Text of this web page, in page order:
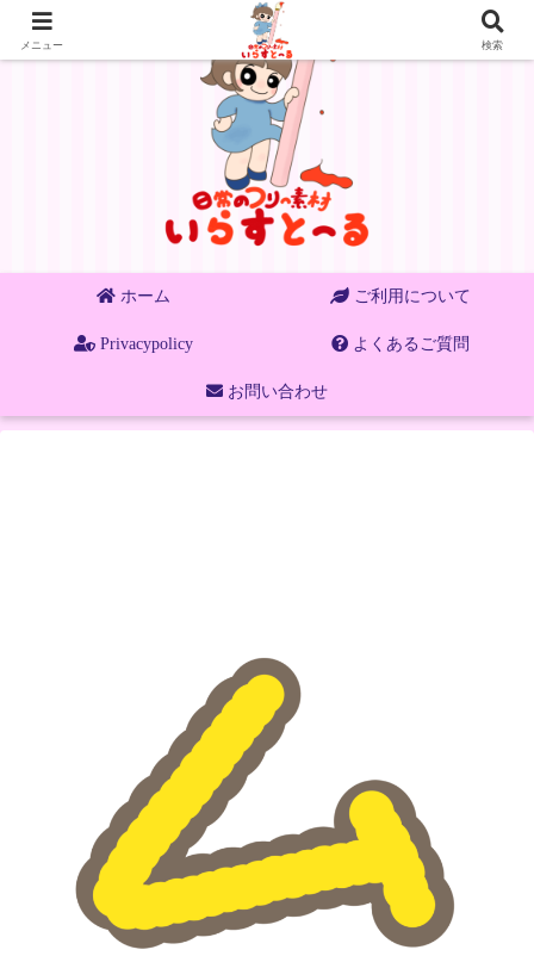
ホーム ご利用について
Privacypolicy よくあるご質問
お問い合わせ
メニュー 検索